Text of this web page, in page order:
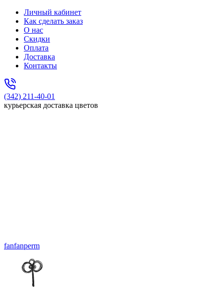
Личный кабинет
Как сделать заказ
О нас
Скидки
Оплата
Доставка
Контакты
(342) 211-40-01
курьерская доставка цветов
fanfanperm